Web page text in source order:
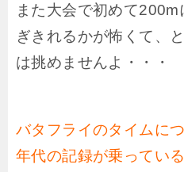
また大会で初めて
ぎきれるかが怖くて、
は挑めませんよ・・・
バタフライのタイムに
年代の記録が乗ってい